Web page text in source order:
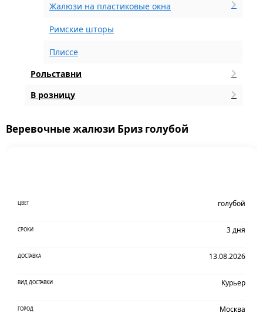
Жалюзи на пластиковые окна
Римские шторы
Плиссе
Рольставни
В розницу
Веревочные жалюзи Бриз голубой
ЦВЕТ голубой
СРОКИ 3 дня
ДОСТАВКА 13.08.2026
ВИД ДОСТАВКИ Курьер
ГОРОД Москва